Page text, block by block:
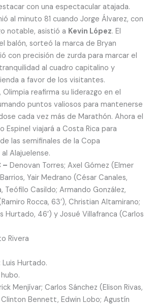
con una espectacular atajada.
al minuto 81 cuando Jorge Álvarez, con
notable, asistió a Kevin López. El
balón, sorteó la marca de Bryan
con precisión de zurda para marcar el
al cuadro capitalino y
a favor de los visitantes.
reafirma su liderazgo en el
puntos valiosos para mantenerse
cada vez más de Marathón. Ahora el
Espinel viajará a Costa Rica para
las semifinales de la Copa
Alajuelense.
– Denovan Torres; Axel Gómez (Elmer
Yair Medrano (César Canales,
Teófilo Casildo; Armando González,
Rocca, 63′), Christian Altamirano;
Hurtado, 46′) y Josué Villafranca (Carlos
Rivera
Luis Hurtado.
Menjívar; Carlos Sánchez (Elison Rivas,
Clinton Bennett, Edwin Lobo; Agustín